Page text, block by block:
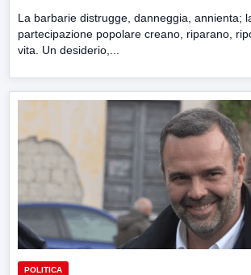
La barbarie distrugge, danneggia, annienta;
partecipazione popolare creano, riparano,
vita. Un desiderio,...
POLITICA